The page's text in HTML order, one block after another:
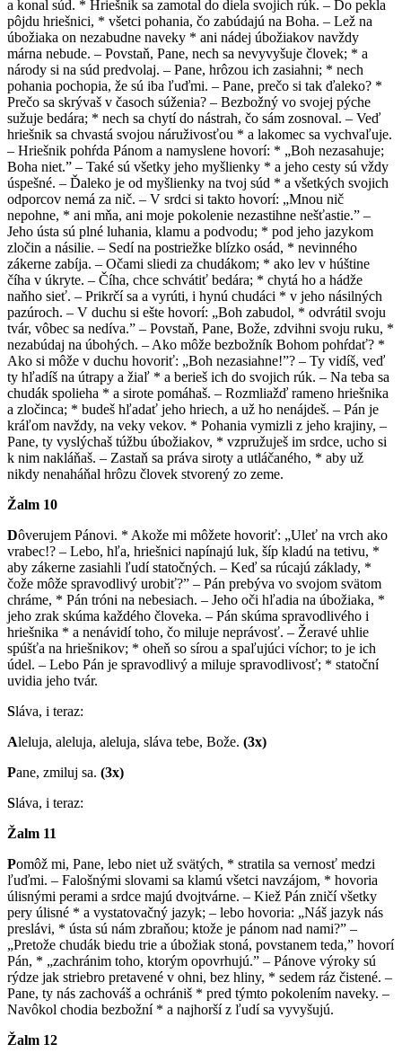
a konal súd. * Hriešnik sa zamotal do diela svojich rúk. – Do pekla
pôjdu hriešnici, * všetci pohania, čo zabúdajú na Boha. – Lež na
úbožiaka on nezabudne naveky * ani nádej úbožiakov navždy
márna nebude. – Povstaň, Pane, nech sa nevyvyšuje človek; * a
národy si na súd predvolaj. – Pane, hrôzou ich zasiahni; * nech
pohania pochopia, že sú iba ľuďmi. – Pane, prečo si tak ďaleko? *
Prečo sa skrývaš v časoch súženia? – Bezbožný vo svojej pýche
sužuje bedára; * nech sa chytí do nástrah, čo sám zosnoval. – Veď
hriešnik sa chvastá svojou náruživosťou * a lakomec sa vychvaľuje.
– Hriešnik pohŕda Pánom a namyslene hovorí: * „Boh nezasahuje;
Boha niet.” – Také sú všetky jeho myšlienky * a jeho cesty sú vždy
úspešné. – Ďaleko je od myšlienky na tvoj súd * a všetkých svojich
odporcov nemá za nič. – V srdci si takto hovorí: „Mnou nič
nepohne, * ani mňa, ani moje pokolenie nezastihne nešťastie.” –
Jeho ústa sú plné luhania, klamu a podvodu; * pod jeho jazykom
zločin a násilie. – Sedí na postriežke blízko osád, * nevinného
zákerne zabíja. – Očami sliedi za chudákom; * ako lev v húštine
číha v úkryte. – Číha, chce schvátiť bedára; * chytá ho a hádže
naňho sieť. – Prikrčí sa a vyrúti, i hynú chudáci * v jeho násilných
pazúroch. – V duchu si ešte hovorí: „Boh zabudol, * odvrátil svoju
tvár, vôbec sa nedíva.” – Povstaň, Pane, Bože, zdvihni svoju ruku, *
nezabúdaj na úbohých. – Ako môže bezbožník Bohom pohŕdať? *
Ako si môže v duchu hovoriť: „Boh nezasiahne!”? – Ty vidíš, veď
ty hľadíš na útrapy a žiaľ * a berieš ich do svojich rúk. – Na teba sa
chudák spolieha * a sirote pomáhaš. – Rozmliažď rameno hriešnika
a zločinca; * budeš hľadať jeho hriech, a už ho nenájdeš. – Pán je
kráľom navždy, na veky vekov. * Pohania vymizli z jeho krajiny, –
Pane, ty vyslýchaš túžbu úbožiakov, * vzpružuješ im srdce, ucho si
k nim nakláňaš. – Zastaň sa práva siroty a utláčaného, * aby už
nikdy nenaháňal hrôzu človek stvorený zo zeme.
Žalm 10
Dôverujem Pánovi. * Akože mi môžete hovoriť: „Uleť na vrch ako
vrabec!? – Lebo, hľa, hriešnici napínajú luk, šíp kladú na tetivu, *
aby zákerne zasiahli ľudí statočných. – Keď sa rúcajú základy, *
čože môže spravodlivý urobiť?” – Pán prebýva vo svojom svätom
chráme, * Pán tróni na nebesiach. – Jeho oči hľadia na úbožiaka, *
jeho zrak skúma každého človeka. – Pán skúma spravodlivého i
hriešnika * a nenávidí toho, čo miluje neprávosť. – Žeravé uhlie
spúšťa na hriešnikov; * oheň so sírou a spaľujúci víchor; to je ich
údel. – Lebo Pán je spravodlivý a miluje spravodlivosť; * statoční
uvidia jeho tvár.
Sláva, i teraz:
Aleluja, aleluja, aleluja, sláva tebe, Bože. (3x)
Pane, zmiluj sa. (3x)
Sláva, i teraz:
Žalm 11
Pomôž mi, Pane, lebo niet už svätých, * stratila sa vernosť medzi
ľuďmi. – Falošnými slovami sa klamú všetci navzájom, * hovoria
úlisnými perami a srdce majú dvojtvárne. – Kiež Pán zničí všetky
pery úlisné * a vystatovačný jazyk; – lebo hovoria: „Náš jazyk nás
preslávi, * ústa sú nám zbraňou; ktože je pánom nad nami?” –
„Pretože chudák biedu trie a úbožiak stoná, povstanem teda,” hovorí
Pán, * „zachránim toho, ktorým opovrhujú.” – Pánove výroky sú
rýdze jak striebro pretavené v ohni, bez hliny, * sedem ráz čistené. –
Pane, ty nás zachováš a ochrániš * pred týmto pokolením naveky. –
Navôkol chodia bezbožní * a najhorší z ľudí sa vyvyšujú.
Žalm 12